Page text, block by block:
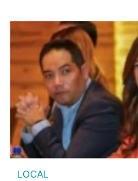
LOCAL